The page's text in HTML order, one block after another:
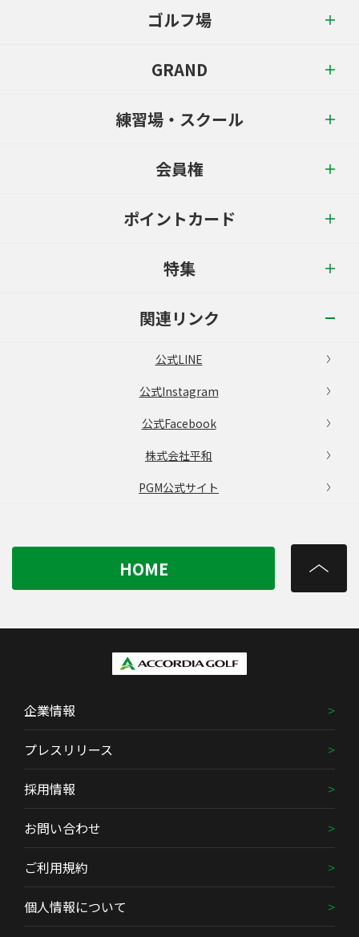
ゴルフ場
GRAND
練習場・スクール
会員権
ポイントカード
特集
関連リンク
公式LINE
公式Instagram
公式Facebook
株式会社平和
PGM公式サイト
HOME
企業情報
プレスリリース
採用情報
お問い合わせ
ご利用規約
個人情報について